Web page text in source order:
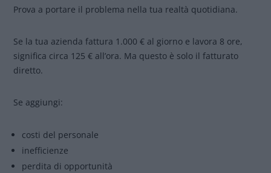
Prova a portare il problema nella tua realtà quotidiana.
Se la tua azienda fattura 1.000 € al giorno e lavora 8 ore,
significa circa 125 € all’ora. Ma questo è solo il fatturato
diretto.
Se aggiungi:
costi del personale
inefficienze
perdita di opportunità